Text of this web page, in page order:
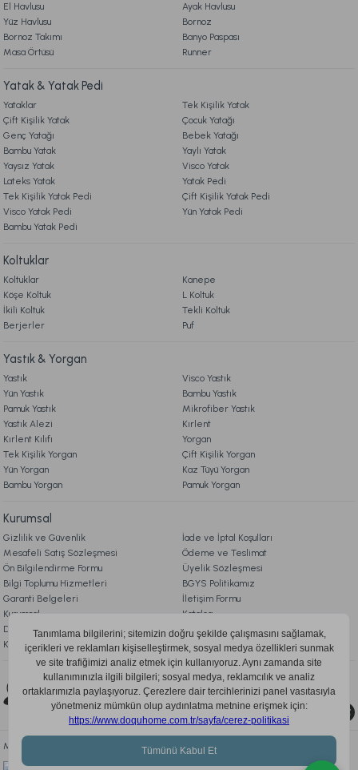
El Havlusu
Ayak Havlusu
Yüz Havlusu
Bornoz
Bornoz Takımı
Banyo Paspası
Masa Örtüsü
Runner
Yatak & Yatak Pedi
Yataklar
Tek Kişilik Yatak
Çift Kişilik Yatak
Çocuk Yatağı
Genç Yatağı
Bebek Yatağı
Bambu Yatak
Yaylı Yatak
Yaysız Yatak
Visco Yatak
Lateks Yatak
Yatak Pedi
Tek Kişilik Yatak Pedi
Çift Kişilik Yatak Pedi
Visco Yatak Pedi
Yün Yatak Pedi
Bambu Yatak Pedi
Koltuklar
Koltuklar
Kanepe
Köşe Koltuk
L Koltuk
İkili Koltuk
Tekli Koltuk
Berjerler
Puf
Yastık & Yorgan
Yastık
Visco Yastık
Yün Yastık
Bambu Yastık
Pamuk Yastık
Mikrofiber Yastık
Yastık Alezi
Kırlent
Kırlent Kılıfı
Yorgan
Tek Kişilik Yorgan
Çift Kişilik Yorgan
Yün Yorgan
Kaz Tüyü Yorgan
Bambu Yorgan
Pamuk Yorgan
Kurumsal
Gizlilik ve Güvenlik
İade ve İptal Koşulları
Mesafeli Satış Sözleşmesi
Ödeme ve Teslimat
Ön Bilgilendirme Formu
Üyelik Sözleşmesi
Bilgi Toplumu Hizmetleri
BGYS Politikamız
Garanti Belgeleri
İletişim Formu
Kurumsal
Katalog
Doqu Blog
Çerez Politikası
KVKK Aydınlatma Metni
Bizi Takip Edin
0850 205 03 35
Mobil Uygulamayı İndir, Fırsatları Kaçırma!